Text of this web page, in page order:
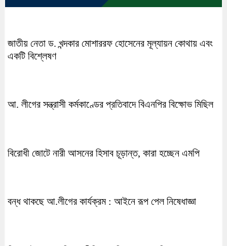
জাতীয় নেতা ড. খন্দকার মোশাররফ হোসেনের মূল্যায়ন কোথায় এবং
একটি বিশ্লেষণ
আ. লীগের সন্ত্রাসী কর্মকাণ্ডের প্রতিবাদে বিএনপির বিক্ষোভ মিছিল
বিরোধী জোটে নারী আসনের হিসাব চূড়ান্ত, কারা হচ্ছেন এমপি
বন্ধ থাকছে আ.লীগের কার্যক্রম : আইনে রূপ পেল নিষেধাজ্ঞা